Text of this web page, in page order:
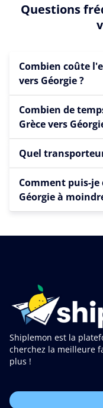
Questions
Combien coûte
vers Géorgie ?
Combien de
Grèce vers
Quel
Comment puis-je
Géorgie à
Shiplemon est la
cherchez la meilleure
plus !